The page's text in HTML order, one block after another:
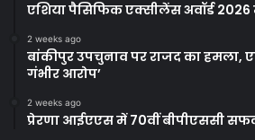
एशिया पैसिफिक एक्सीलेंस अवॉर्ड 2026
2 weeks ago
बांकीपुर उपचुनाव पर राजद का हमला,
गंभीर आरोप’
2 weeks ago
प्रेरणा आईएएस में 70वीं बीपीएससी